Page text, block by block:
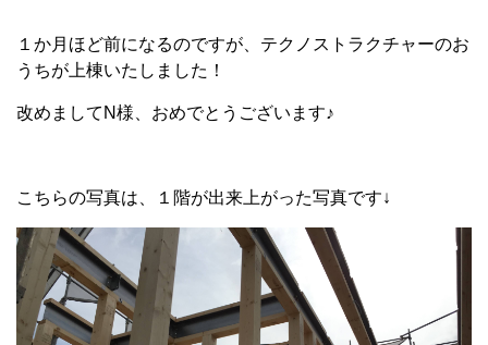
１か月ほど前になるのですが、テクノストラクチャーのお
うちが上棟いたしました！
改めましてN様、おめでとうございます♪
こちらの写真は、１階が出来上がった写真です↓